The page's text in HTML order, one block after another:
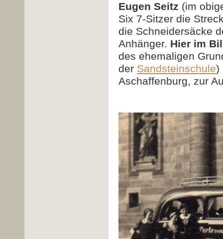
Eugen Seitz (im
Six 7-Sitzer die
die Schneidersäcke
Anhänger. Hier im
des ehemaligen
der Sandsteinschule)
Aschaffenburg, zur